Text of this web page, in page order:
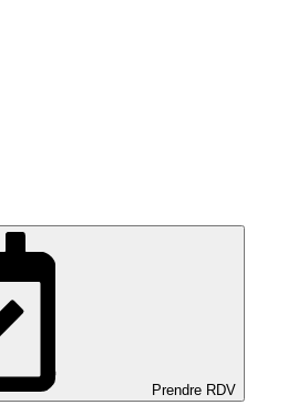
Prendre RDV